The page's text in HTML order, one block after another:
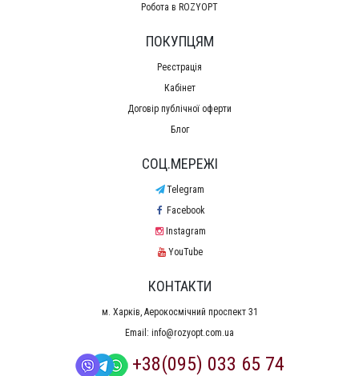
Робота в ROZYOPT
ПОКУПЦЯМ
Реєстрація
Кабінет
Договір публічної оферти
Блог
СОЦ.МЕРЕЖІ
Telegram
Facebook
Instagram
YouTube
КОНТАКТИ
м. Харків, Аерокосмічний проспект 31
Email: info@rozyopt.com.ua
+38(095) 033 65 74